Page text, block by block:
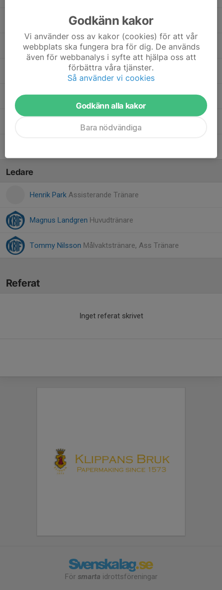
15. Petrit Ismajli
18. Khlif Aldaboul
21. Marcel Szymanski
22. Emil Persson
Ledare
Henrik Park Assisterande Tränare
Magnus Landgren Huvudtränare
Tommy Nilsson Målvaktstränare, Ass Tränare
Referat
Inget referat skrivet
För smarta idrottsföreningar
Godkänn kakor
Vi använder oss av kakor (cookies) för att vår
webbplats ska fungera bra för dig. De används
även för webbanalys i syfte att hjälpa oss att
förbättra våra tjänster.
Så använder vi cookies
Godkänn alla kakor
Bara nödvändiga